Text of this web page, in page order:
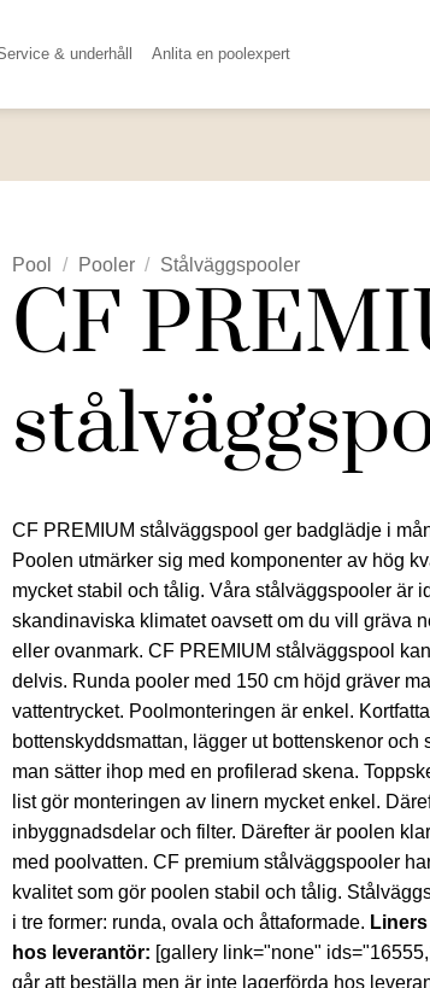
& underhåll Anlita en poolexpert
Pool / Pooler / Stålväggspooler
CF
CF PREMIUM stålväggspool ger badglädje i
Poolen utmärker sig med komponenter av hög
mycket stabil och tålig. Våra stålväggspooler är
skandinaviska klimatet oavsett om du vill gräva
eller ovanmark. CF PREMIUM stålväggspool
delvis. Runda pooler med 150 cm höjd gräver
vattentrycket. Poolmonteringen är enkel.
bottenskyddsmattan, lägger ut bottenskenor och
man sätter ihop med en profilerad skena.
list gör monteringen av linern mycket enkel.
inbyggnadsdelar och filter. Därefter är poolen
med poolvatten. CF premium stålväggspooler
kvalitet som gör poolen stabil och tålig.
i tre former: runda, ovala och åttaformade.
hos leverantör: [gallery link="none"
går att beställa men är inte lagerförda hos